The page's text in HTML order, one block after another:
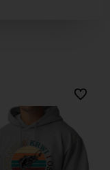
Do
Do